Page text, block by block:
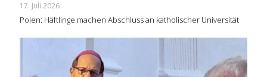
17. Juli 2026
Polen: Häftlinge machen Abschluss an katholischer Universität